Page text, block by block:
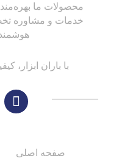
محصولات ما بهره‌مند
خدمات و مشاوره
با باران ابزار،
صفحه اصلی